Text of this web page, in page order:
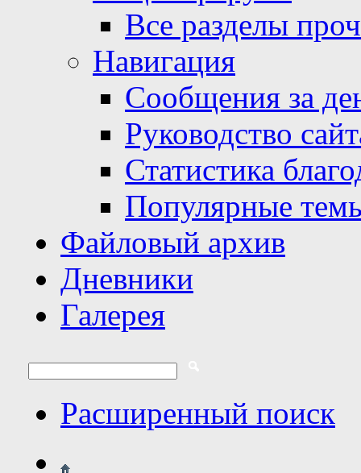
Все разделы
Навигация
Сообщения за
Руководство
Статистика
Популярные
Файловый архив
Дневники
Галерея
Расширенный поиск